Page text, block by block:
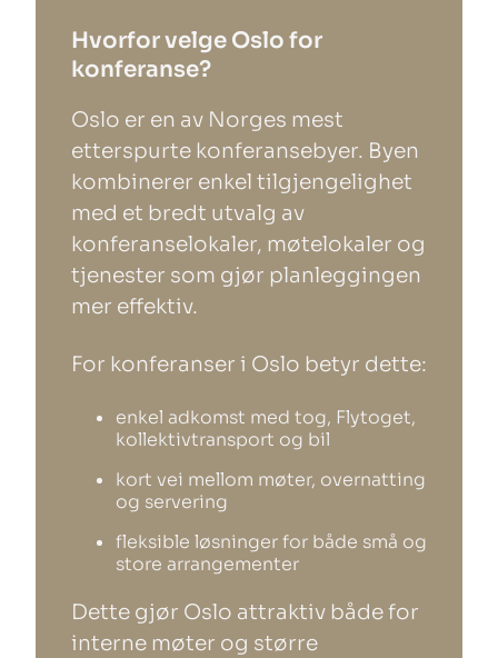
Hvorfor velge Oslo for
konferanse?
Oslo er en av Norges mest
etterspurte konferansebyer. Byen
kombinerer enkel tilgjengelighet
med et bredt utvalg av
konferanselokaler, møtelokaler og
tjenester som gjør planleggingen
mer effektiv.
For konferanser i Oslo betyr dette:
enkel adkomst med tog, Flytoget,
kollektivtransport og bil
kort vei mellom møter, overnatting
og servering
fleksible løsninger for både små og
store arrangementer
Dette gjør Oslo attraktiv både for
interne møter og større